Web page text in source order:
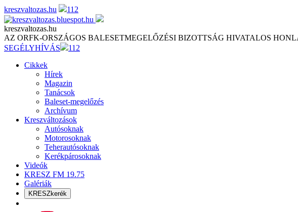
Skip
to
content
kreszvaltozas.hu 112
kreszvaltozas.hu
AZ ORFK-ORSZÁGOS BALESETMEGELŐZÉSI BIZOTTSÁG HIVATALOS
SEGÉLYHÍVÁS
112
Cikkek
Hírek
Magazin
Tanácsok
Baleset-megelőzés
Archívum
Kreszváltozások
Autósoknak
Motorosoknak
Teherautósoknak
Kerékpárosoknak
Videók
KRESZ FM 19.75
Galériák
KRESZkerék